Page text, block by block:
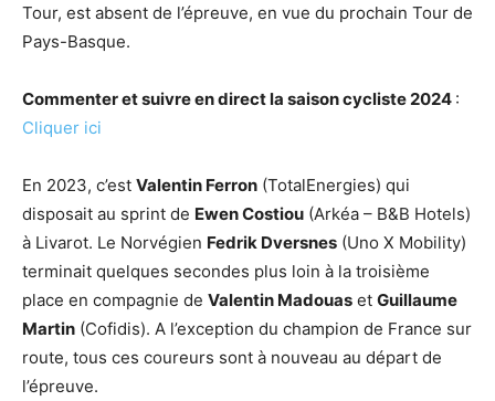
Tour, est absent de l’épreuve, en vue du prochain Tour de
Pays-Basque.
Commenter et suivre en direct la saison cycliste 2024 :
Cliquer ici
En 2023, c’est Valentin Ferron (TotalEnergies) qui
disposait au sprint de Ewen Costiou (Arkéa – B&B Hotels)
à Livarot. Le Norvégien Fedrik Dversnes (Uno X Mobility)
terminait quelques secondes plus loin à la troisième
place en compagnie de Valentin Madouas et Guillaume
Martin (Cofidis). A l’exception du champion de France sur
route, tous ces coureurs sont à nouveau au départ de
l’épreuve.